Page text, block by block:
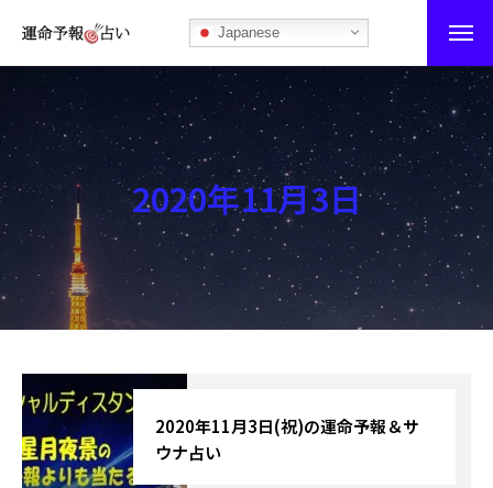
Japanese
運命予報占い
運命予報占いとは
あなたの所属部屋を探そう！
最恐の相性占い
秘伝公開！吉凶カレンダー
記事カテゴリー
ブログ
お知らせ
2020年11月3日
2020年11月3日(祝)の運命予報＆サ
ウナ占い